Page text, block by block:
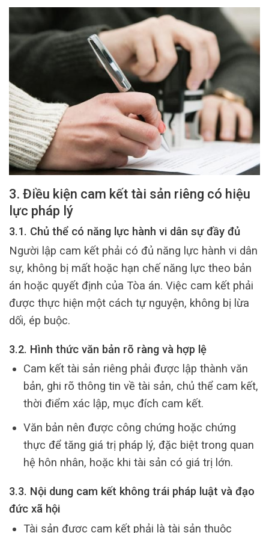
3. Điều kiện cam kết tài sản riêng có hiệu
lực pháp lý
3.1. Chủ thể có năng lực hành vi dân sự đầy đủ
Người lập cam kết phải có đủ năng lực hành vi dân
sự, không bị mất hoặc hạn chế năng lực theo bản
án hoặc quyết định của Tòa án. Việc cam kết phải
được thực hiện một cách tự nguyện, không bị lừa
dối, ép buộc.
3.2. Hình thức văn bản rõ ràng và hợp lệ
Cam kết tài sản riêng phải được lập thành văn
bản, ghi rõ thông tin về tài sản, chủ thể cam kết,
thời điểm xác lập, mục đích cam kết.
Văn bản nên được công chứng hoặc chứng
thực để tăng giá trị pháp lý, đặc biệt trong quan
hệ hôn nhân, hoặc khi tài sản có giá trị lớn.
3.3. Nội dung cam kết không trái pháp luật và đạo
đức xã hội
Tài sản được cam kết phải là tài sản thuộc